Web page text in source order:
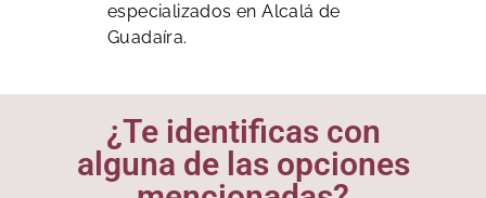
especializados en Alcalá de
Guadaíra.
¿Te identificas con
alguna de las opciones